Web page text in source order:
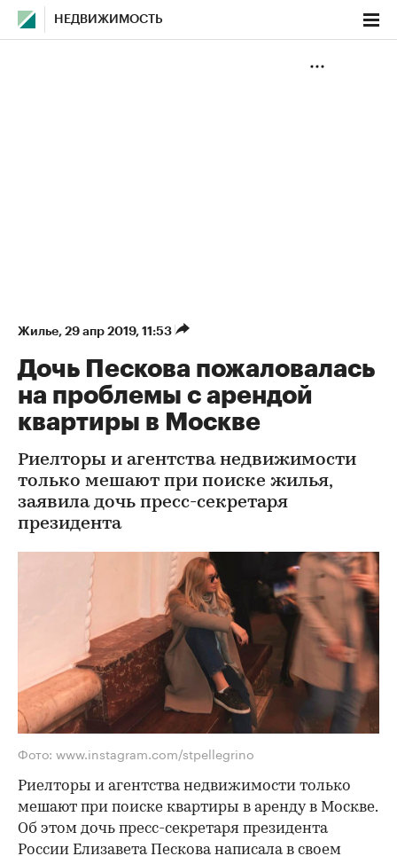
НЕДВИЖИМОСТЬ
Жилье⁠, 29 апр 2019, 11:53
Дочь Пескова пожаловалась
на проблемы с арендой
квартиры в Москве
Риелторы и агентства недвижимости
только мешают при поиске жилья,
заявила дочь пресс-секретаря
президента
Фото: www.instagram.com/stpellegrino
Риелторы и агентства недвижимости только
мешают при поиске квартиры в аренду в Москве.
Об этом дочь пресс-секретаря президента
России Елизавета Пескованаписалав своем